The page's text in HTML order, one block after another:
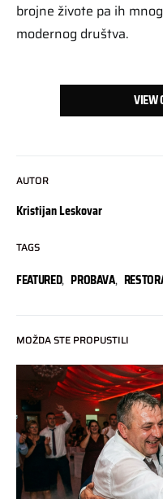
AUTOR
Kristijan Leskovar
TAGS
FEATURED, PROBAVA,
brojne živote pa ih
modernog društva.
VIEW
MOŽDA STE PROPUSTILI